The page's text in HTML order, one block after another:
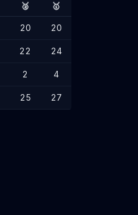
🥈 🥇
20 20
22 24
2 4
25 27